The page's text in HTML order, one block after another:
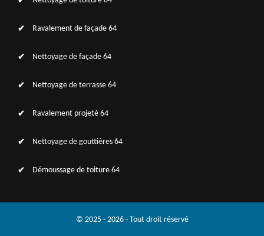
Ravalement de façade 64
Nettoyage de façade 64
Nettoyage de terrasse 64
Ravalement projeté 64
Nettoyage de gouttières 64
Démoussage de toiture 64
© 2025 - 2026 - Tout droit réservé